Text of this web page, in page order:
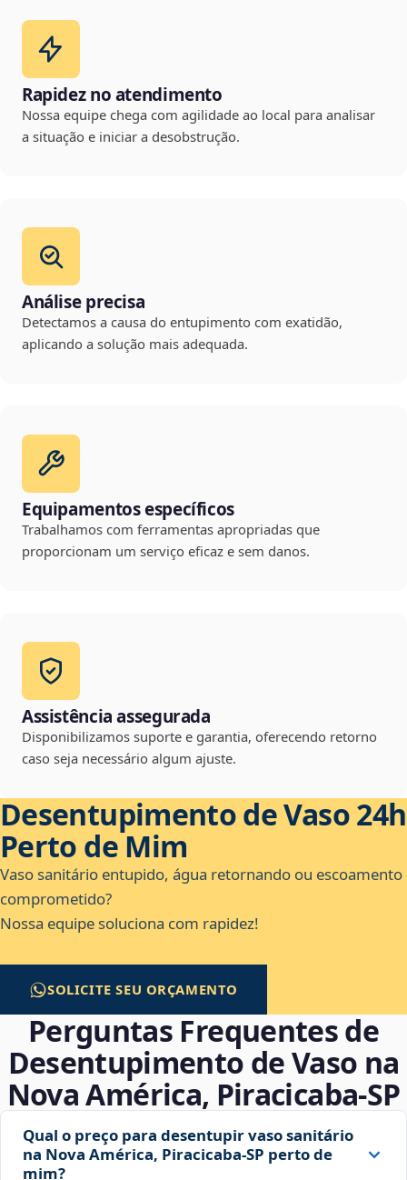
Rapidez no atendimento
Nossa equipe chega com agilidade ao local para analisar
a situação e iniciar a desobstrução.
Análise precisa
Detectamos a causa do entupimento com exatidão,
aplicando a solução mais adequada.
Equipamentos específicos
Trabalhamos com ferramentas apropriadas que
proporcionam um serviço eficaz e sem danos.
Assistência assegurada
Disponibilizamos suporte e garantia, oferecendo retorno
caso seja necessário algum ajuste.
Desentupimento de Vaso 24h
Perto de Mim
Vaso sanitário entupido, água retornando ou escoamento
comprometido?
Nossa equipe soluciona com rapidez!
SOLICITE SEU ORÇAMENTO
Perguntas Frequentes de
Desentupimento de Vaso na
Nova América, Piracicaba‑SP
Qual o preço para desentupir vaso sanitário
na Nova América, Piracicaba‑SP perto de
mim?